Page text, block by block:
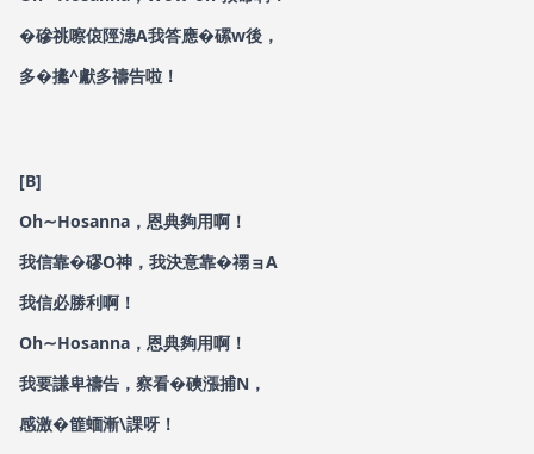
�磣祧嚓偯陘漶A我答應�磥w後，
多�攭^獻多禱告啦！
[B]
Oh∼Hosanna，恩典夠用啊！
我信靠�磟O神，我決意靠�禤ョA
我信必勝利啊！
Oh∼Hosanna，恩典夠用啊！
我要謙卑禱告，察看�磢漲捕N，
感激�篚蝒漸\課呀！